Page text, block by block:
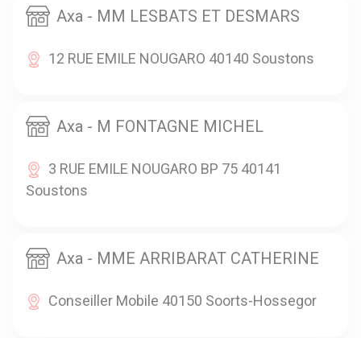
Axa - MM LESBATS ET DESMARS
12 RUE EMILE NOUGARO 40140 Soustons
Axa - M FONTAGNE MICHEL
3 RUE EMILE NOUGARO BP 75 40141
Soustons
Axa - MME ARRIBARAT CATHERINE
Conseiller Mobile 40150 Soorts-Hossegor